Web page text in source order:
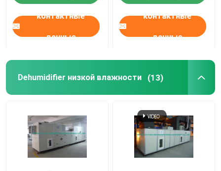
контактные
данные
контактные
данные
Dehumidifier низкой влажности (13)